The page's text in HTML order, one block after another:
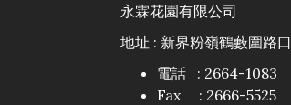
永霖花園有限公司
地址 : 新界粉嶺鶴藪圍路口
電話 : 2664-1083
Fax : 2666-5525